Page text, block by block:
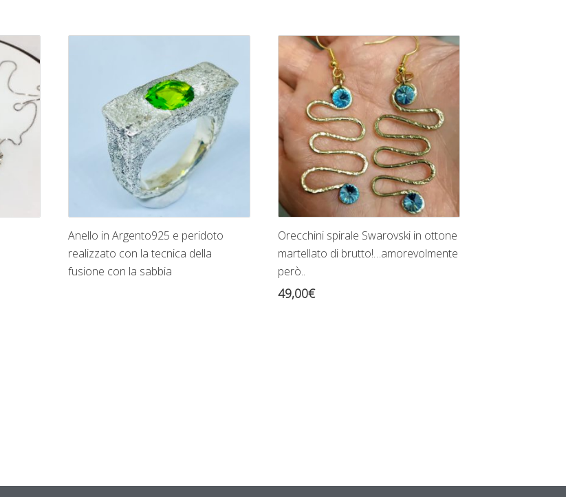
Anello in Argento925 e peridoto
realizzato con la tecnica della
fusione con la sabbia
Orecchini spirale Swarovski in ottone
martellato di brutto!…amorevolmente
però..
49,00€